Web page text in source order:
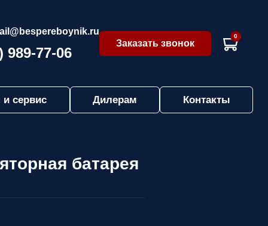
989-77-06
Заказать звонок
0
и сервис Дилерам Контакты
батарея